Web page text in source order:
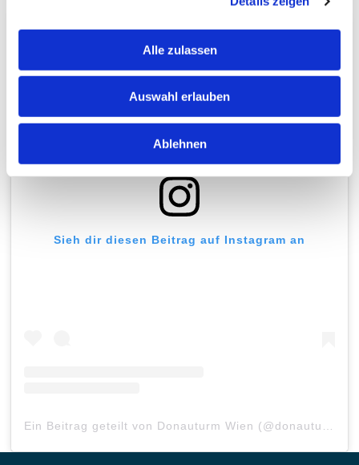
Alle zulassen
Auswahl erlauben
Ablehnen
Sieh dir diesen Beitrag auf Instagram an